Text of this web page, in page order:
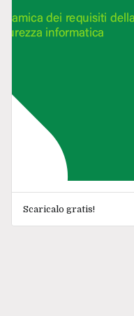
Scaricalo gratis!